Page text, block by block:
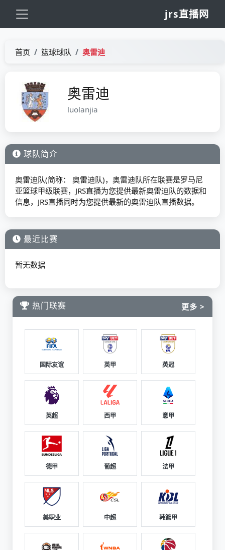
jrs直播网
首页 篮球球队 奥雷迪
奥雷迪
luolanjia
球队简介
奥雷迪队(简称： 奥雷迪队)，奥雷迪队所在联赛是罗马尼
亚篮球甲级联赛，JRS直播为您提供最新奥雷迪队的数据和
信息，JRS直播同时为您提供最新的奥雷迪队直播数据。
最近比赛
暂无数据
热门联赛 更多 >
国际友谊 英甲 英冠
英超 西甲 意甲
德甲 葡超 法甲
美职业 中超 韩篮甲